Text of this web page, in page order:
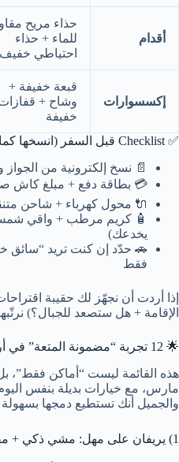
أقدام
حذاء مريح
للماء + حذاء
احتياطي خفيف
إكسسوارات
قبعة خفيفة +
وشاح +
خفيفة
✅ Checklist قبل السفر (انسخها كما هي)
📄 نسخ إلكترونية من
💳 بطاقة دفع + مبلغ كاش
🔌 محول كهرباء + شاحن
🧴 كريم مرطب + واقي
يخدعك)
🚗 حدّد إن كنت تريد “سائق
فقط
إذا أردت أن نجهّز لك حقيبة
الإقامة + هل ستصعد للجبال؟)
🌟 12 تجربة “مضمونة المتعة” في أرمينيا في مارس
هذه القائمة ليست “أماكن فقط”،
مارس، مع خيارات بديلة بنفس
والجميل أنك تستطيع دمجها بسهولة داخل
1) يريفان على مهل: مشي ذكي + مقاهي دافئة ☕